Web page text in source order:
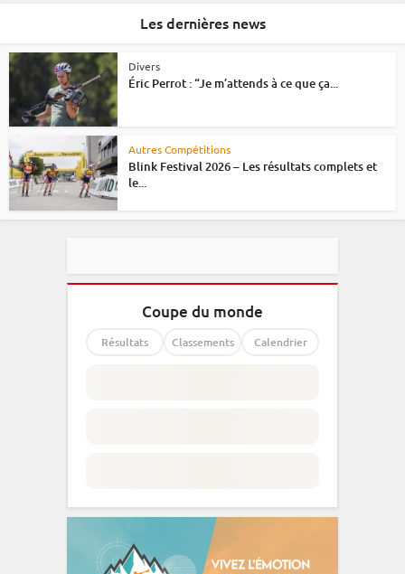
Les dernières news
Divers
Éric Perrot : “Je m’attends à ce que ça...
Autres Compétitions
Blink Festival 2026 – Les résultats complets et
le...
Coupe du monde
Résultats Classements Calendrier